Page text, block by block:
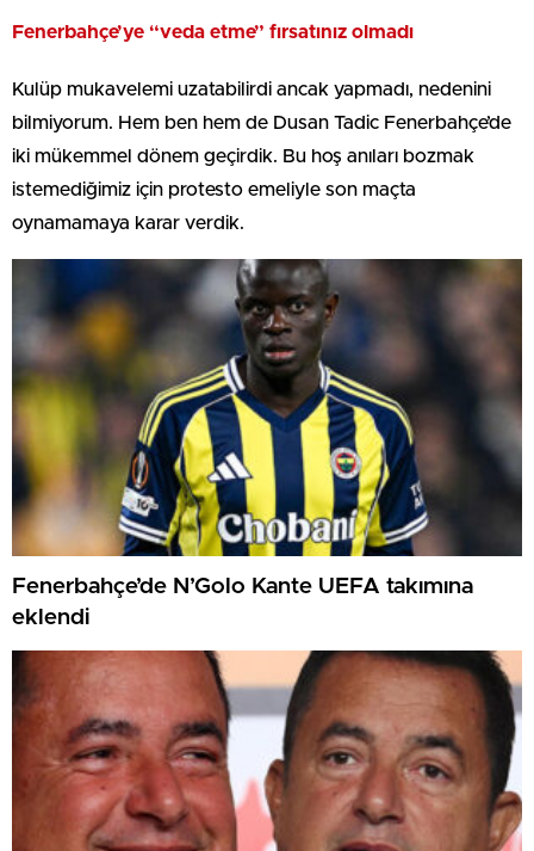
Fenerbahçe’ye “veda etme” fırsatınız olmadı
Kulüp mukavelemi uzatabilirdi ancak yapmadı, nedenini
bilmiyorum. Hem ben hem de Dusan Tadic Fenerbahçe’de
iki mükemmel dönem geçirdik. Bu hoş anıları bozmak
istemediğimiz için protesto emeliyle son maçta
oynamamaya karar verdik.
Fenerbahçe’de N’Golo Kante UEFA takımına
eklendi